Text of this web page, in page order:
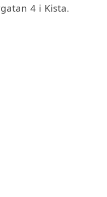
4 i Kista.